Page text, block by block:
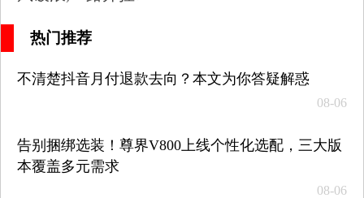
热门推荐
不清楚抖音月付退款去向？本文为你答疑解惑
08-06
告别捆绑选装！尊界V800上线个性化选配，三大版
本覆盖多元需求
08-06